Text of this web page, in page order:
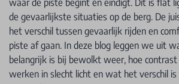
de gevaarlijkste situaties op de berg. De
het verschil tussen gevaarlijk rijden en
piste af gaan. In deze blog leggen we uit
belangrijk is bij bewolkt weer, hoe
werken in slecht licht en wat het verschil is